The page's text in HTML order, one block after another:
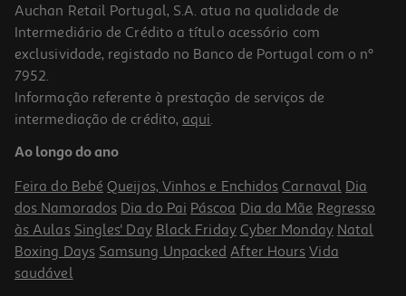
Vinho Do Porto Warre's Quinta Da Cavadinha Vintage 2006 0.75 L
49.05 €/Lt
36,79 €
Auchan Retail Portugal, S.A. atua na qualidade de
Intermediário de Crédito a título acessório com
exclusividade, registado no Banco de Portugal com o nº
7952.
Informação referente à prestação de serviços de
intermediação de crédito, aqui.
Ao longo do ano
Feira do Bebé Queijos, Vinhos e Enchidos Carnaval Dia
dos Namorados Dia do Pai Páscoa Dia da Mãe Regresso
às Aulas Singles' Day Black Friday Cyber Monday Natal
Boxing Days Samsung Unpacked After Hours Vida
saudável